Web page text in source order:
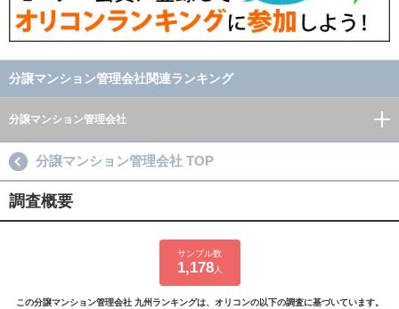
分譲マンション管理会社関連ランキング
分譲マンション管理会社
分譲マンション管理会社 TOP
調査概要
サンプル数
1,178人
この分譲マンション管理会社 九州ランキングは、オリコンの以下の調査に基づいています。